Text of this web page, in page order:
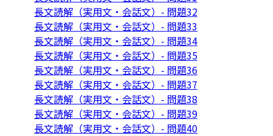
長文読解（実用文・会話文）- 問題32
長文読解（実用文・会話文）- 問題33
長文読解（実用文・会話文）- 問題34
長文読解（実用文・会話文）- 問題35
長文読解（実用文・会話文）- 問題36
長文読解（実用文・会話文）- 問題37
長文読解（実用文・会話文）- 問題38
長文読解（実用文・会話文）- 問題39
長文読解（実用文・会話文）- 問題40